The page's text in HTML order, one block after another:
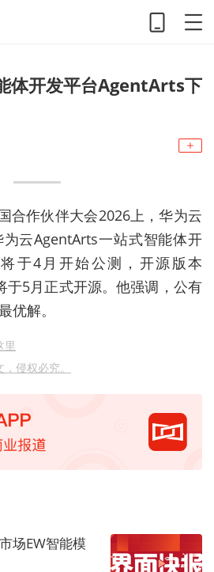
体开发平台AgentArts下
合作伙伴大会2026上，华为云
为云AgentArts一站式智能体开
于4月开始公测，开源版本
于5月正式开源。他强调，公有
优解。
里
侵权必究。
场EW智能模